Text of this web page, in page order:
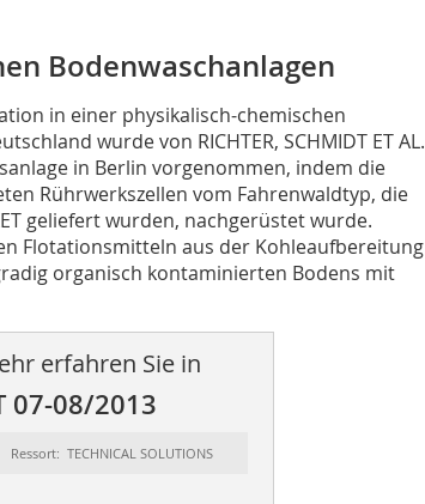
Bodenwaschanlagen
in einer physikalisch-chemischen
wurde von RICHTER, SCHMIDT ET AL.
in Berlin vorgenommen, indem die
Rührwerkszellen vom Fahrenwaldtyp, die
geliefert wurden, nachgerüstet wurde.
Flotations­mitteln aus der Kohleauf­bereitung
organisch kontaminierten Bodens mit
erfahren Sie in
07-08/2013
Ressort: TECHNICAL SOLUTIONS